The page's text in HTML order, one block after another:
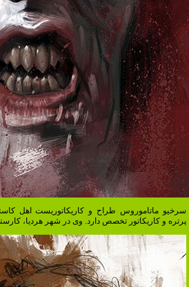
سرخیو ماتاموروس طراح و کاریکاتوریست اهل
پرتره و کاریکاتور تخصص دارد. وی در شهر هردیا،